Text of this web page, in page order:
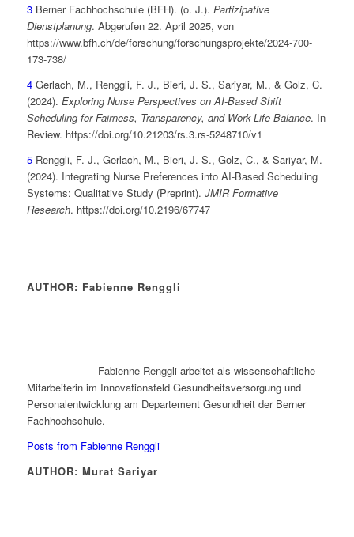
3Berner Fachhochschule (BFH). (o. J.). Partizipative
Dienstplanung. Abgerufen 22. April 2025, von
https://www.bfh.ch/de/forschung/forschungsprojekte/2024-700-
173-738/
4Gerlach, M., Renggli, F. J., Bieri, J. S., Sariyar, M., & Golz, C.
(2024). Exploring Nurse Perspectives on AI-Based Shift
Scheduling for Fairness, Transparency, and Work-Life Balance. In
Review. https://doi.org/10.21203/rs.3.rs-5248710/v1
5Renggli, F. J., Gerlach, M., Bieri, J. S., Golz, C., & Sariyar, M.
(2024). Integrating Nurse Preferences into AI-Based Scheduling
Systems: Qualitative Study (Preprint). JMIR Formative
Research. https://doi.org/10.2196/67747
AUTHOR: Fabienne Renggli
Fabienne Renggli arbeitet als wissenschaftliche
Mitarbeiterin im Innovationsfeld Gesundheitsversorgung und
Personalentwicklung am Departement Gesundheit der Berner
Fachhochschule.
Posts from Fabienne Renggli
AUTHOR: Murat Sariyar